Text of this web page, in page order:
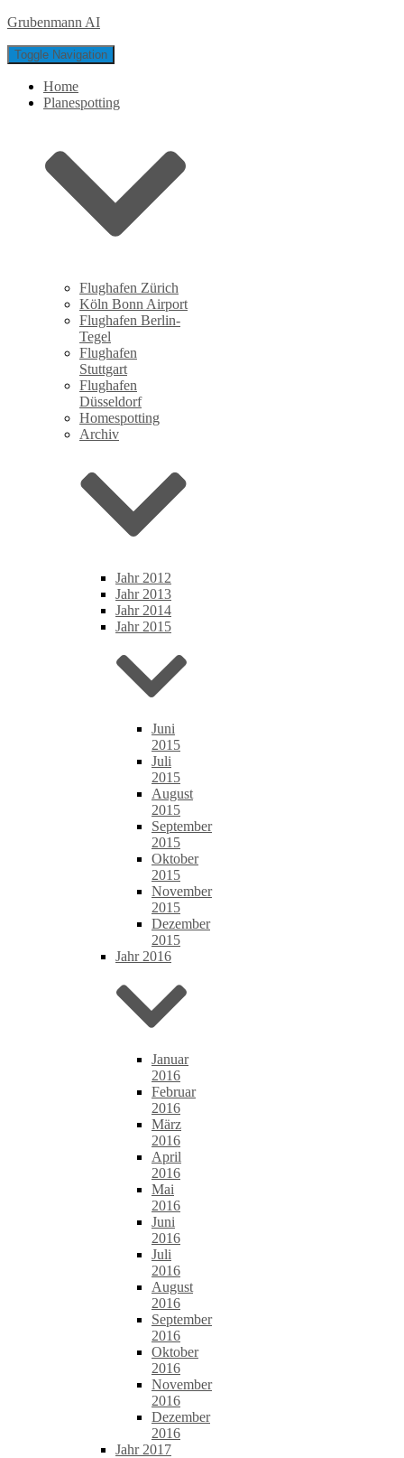
Grubenmann AI
Toggle Navigation
Home
Planespotting
Flughafen Zürich
Köln Bonn Airport
Flughafen Berlin-
Tegel
Flughafen
Stuttgart
Flughafen
Düsseldorf
Homespotting
Archiv
Jahr 2012
Jahr 2013
Jahr 2014
Jahr 2015
Juni
2015
Juli
2015
August
2015
September
2015
Oktober
2015
November
2015
Dezember
2015
Jahr 2016
Januar
2016
Februar
2016
März
2016
April
2016
Mai
2016
Juni
2016
Juli
2016
August
2016
September
2016
Oktober
2016
November
2016
Dezember
2016
Jahr 2017